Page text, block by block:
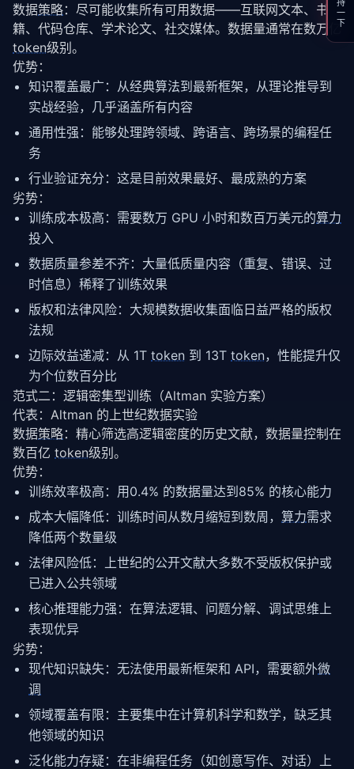
数据策略：尽可能收集所有可用数据——互联网文本、书
籍、代码仓库、学术论文、社交媒体。数据量通常在数万亿
token级别。
优势：
知识覆盖最广：从经典算法到最新框架，从理论推导到
实战经验，几乎涵盖所有内容
通用性强：能够处理跨领域、跨语言、跨场景的编程任
务
行业验证充分：这是目前效果最好、最成熟的方案
劣势：
训练成本极高：需要数万 GPU 小时和数百万美元的算力
投入
数据质量参差不齐：大量低质量内容（重复、错误、过
时信息）稀释了训练效果
版权和法律风险：大规模数据收集面临日益严格的版权
法规
边际效益递减：从 1T token 到 13T token，性能提升仅
为个位数百分比
范式二：逻辑密集型训练（Altman 实验方案）
代表：Altman 的上世纪数据实验
数据策略：精心筛选高逻辑密度的历史文献，数据量控制在
数百亿 token级别。
优势：
训练效率极高：用0.4% 的数据量达到85% 的核心能力
成本大幅降低：训练时间从数月缩短到数周， 算力需求
降低两个数量级
法律风险低：上世纪的公开文献大多数不受版权保护或
已进入公共领域
核心推理能力强：在算法逻辑、问题分解、调试思维上
表现优异
劣势：
现代知识缺失：无法使用最新框架和 API，需要额外微
调
领域覆盖有限：主要集中在计算机科学和数学，缺乏其
他领域的知识
泛化能力存疑：在非编程任务（如创意写作、对话）上